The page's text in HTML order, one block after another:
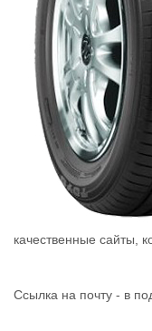
качественные сайты,
Ссылка на почту - в